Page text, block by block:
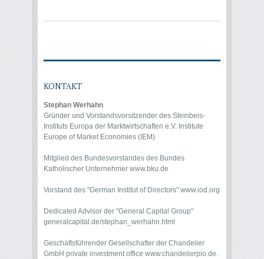
KONTAKT
Stephan Werhahn
Gründer und Vorstandsvorsitzender des Steinbeis-
Instituts Europa der Marktwirtschaften e.V. Institute
Europe of Market Economies (IEM)
Mitglied des Bundesvorstandes des Bundes
Katholischer Unternehmer www.bku.de
Vorstand des "German Institut of Directors" www.iod.org
Dedicated Advisor der "General Capital Group"
generalcapital.de/stephan_werhahn.html
Geschäftsführender Gesellschafter der Chandelier
GmbH private investment office www.chandelierpio.de.